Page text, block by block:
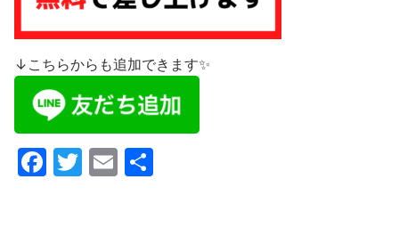
↓こちらからも追加できます✨
F
T
E